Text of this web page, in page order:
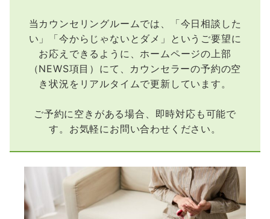
当カウンセリングルームでは、「今日相談した
い」「今からじゃないとダメ」というご要望に
お応えできるように、ホームページの上部
（NEWS項目）にて、カウンセラーの予約の空
き状況をリアルタイムで更新しています。
ご予約に空きがある場合、即時対応も可能で
す。お気軽にお問い合わせください。